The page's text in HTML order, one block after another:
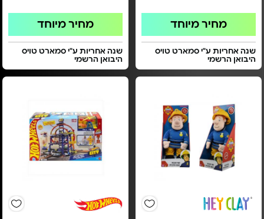
מחיר מיוחד
שנה אחריות ע"י סמארט טויס
היבואן הרשמי
מחיר מיוחד
שנה אחריות ע"י סמארט טויס
היבואן הרשמי